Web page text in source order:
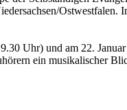
Ostwestfalen.
Uhr) und am 22.
ein musikalischer